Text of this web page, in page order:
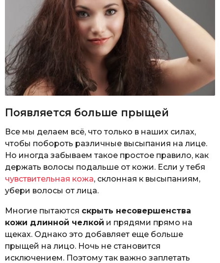
Появляется больше прыщей
Все мы делаем всё, что только в наших силах,
чтобы побороть различные высыпания на лице.
Но иногда забываем такое простое правило, как
держать волосы подальше от кожи. Если у тебя
чувствительная кожа, склонная к высыпаниям,
убери волосы от лица.
Многие пытаются скрыть несовершенства
кожи длинной челкой и прядями прямо на
щеках. Однако это добавляет еще больше
прыщей на лицо. Ночь не становится
исключением. Поэтому так важно заплетать